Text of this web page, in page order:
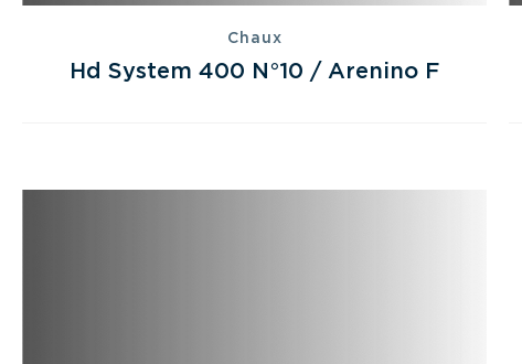
Chaux
Hd System 400 N°10 / Arenino F